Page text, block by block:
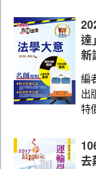
達
新
編
出
特
去